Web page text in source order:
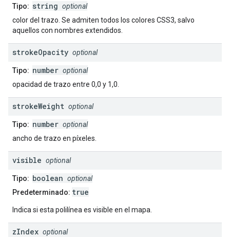
Tipo: string optional
color del trazo. Se admiten todos los colores CSS3, salvo
aquellos con nombres extendidos.
strokeOpacity optional
Tipo: number optional
opacidad de trazo entre 0,0 y 1,0.
strokeWeight optional
Tipo: number optional
ancho de trazo en píxeles.
visible optional
Tipo: boolean optional
Predeterminado: true
Indica si esta polilínea es visible en el mapa.
zIndex optional